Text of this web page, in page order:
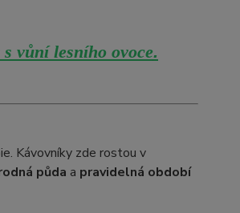
vůní lesního ovoce.
Kávovníky zde rostou v
půda a pravidelná období